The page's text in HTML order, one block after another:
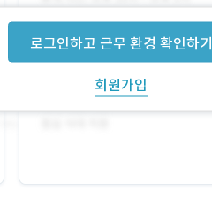
로그인하고 근무 환경 확인하기
회원가입